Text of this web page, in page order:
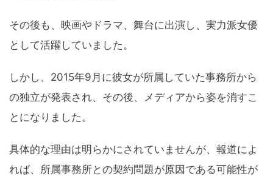
その後も、映画やドラマ、舞台に出演し、実力派女優
として活躍していました。
しかし、2015年9月に彼女が所属していた事務所から
の独立が発表され、その後、メディアから姿を消すこ
とになりました。
具体的な理由は明らかにされていませんが、報道によ
れば、所属事務所との契約問題が原因である可能性が